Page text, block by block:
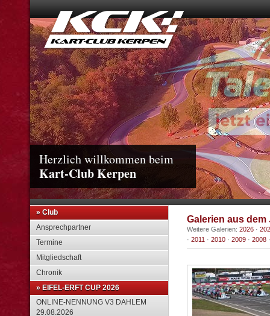
Herzlich willkommen beim
Kart-Club Kerpen
» Club
Ansprechpartner
Termine
Mitgliedschaft
Chronik
» EIFEL-ERFT CUP 2026
ONLINE-NENNUNG V3 DAHLEM
29.08.2026
Galerien aus
Weitere Galerien: 2026 ·
· 2011 · 2010 · 2009 · 2008